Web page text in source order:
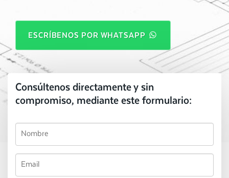
ESCRÍBENOS POR WHATSAPP
Consúltenos directamente y sin
compromiso, mediante este formulario: